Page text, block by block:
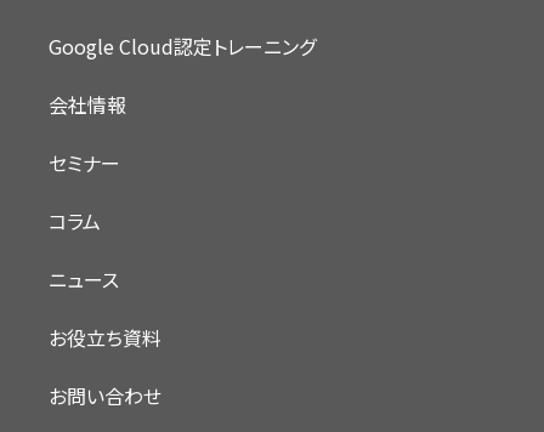
Google Cloud認定トレーニング
会社情報
セミナー
コラム
ニュース
お役立ち資料
お問い合わせ